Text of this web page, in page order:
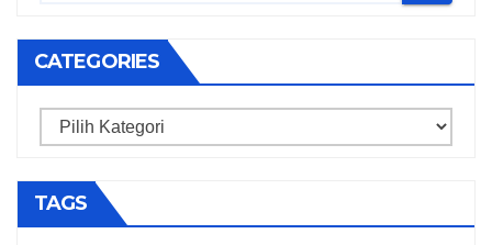
CATEGORIES
Categories
TAGS